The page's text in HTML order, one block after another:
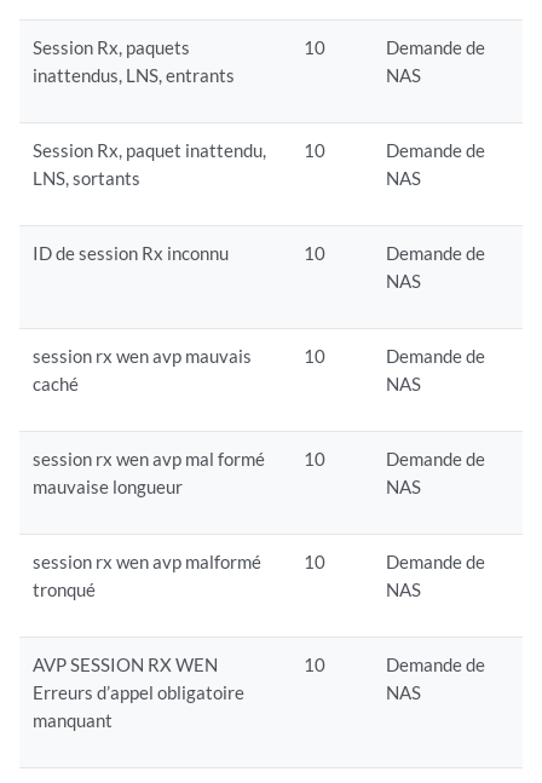
Session Rx, paquets
inattendus, LNS, entrants
10
Demande de
NAS
Session Rx, paquet inattendu,
LNS, sortants
10
Demande de
NAS
ID de session Rx inconnu 10
Demande de
NAS
session rx wen avp mauvais
caché
10
Demande de
NAS
session rx wen avp mal formé
mauvaise longueur
10
Demande de
NAS
session rx wen avp malformé
tronqué
10
Demande de
NAS
AVP SESSION RX WEN
Erreurs d’appel obligatoire
manquant
10
Demande de
NAS